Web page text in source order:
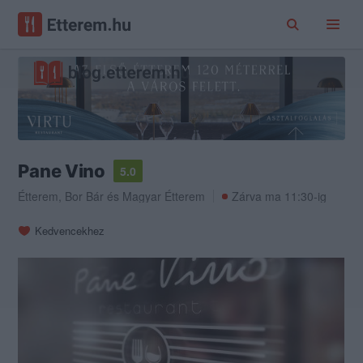
Pane Vino
5.0
Étterem, Bor Bár és Magyar Étterem Zárva ma 11:30-ig
Kedvencekhez